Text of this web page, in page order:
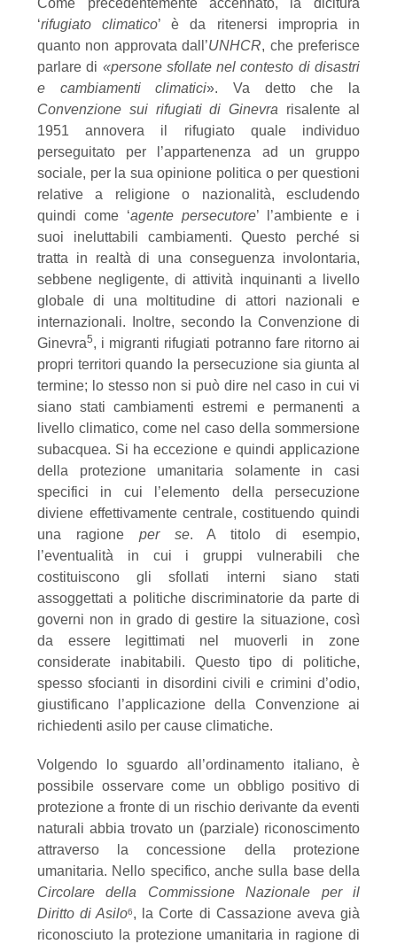
Come precedentemente accennato, la dicitura
‘rifugiato climatico’ è da ritenersi impropria in
quanto non approvata dall’UNHCR, che preferisce
parlare di «persone sfollate nel contesto di disastri
e cambiamenti climatici». Va detto che la
Convenzione sui rifugiati di Ginevra
risalente al
1951 annovera il rifugiato quale individuo
perseguitato per l’appartenenza ad un gruppo
sociale, per la sua opinione politica o per questioni
relative a religione o nazionalità, escludendo
quindi come ‘agente persecutore’ l’ambiente e i
suoi ineluttabili cambiamenti. Questo perché si
tratta in realtà di una conseguenza involontaria,
sebbene negligente, di attività inquinanti a livello
globale di una moltitudine di attori nazionali e
internazionali. Inoltre, secondo la Convenzione di
Ginevra5, i migranti rifugiati potranno fare ritorno ai
propri territori quando la persecuzione sia giunta al
termine; lo stesso non si può dire nel caso in cui vi
siano stati cambiamenti estremi e permanenti a
livello climatico, come nel caso della sommersione
subacquea. Si ha eccezione e quindi applicazione
della protezione umanitaria solamente in casi
specifici in cui l’elemento della persecuzione
diviene effettivamente centrale, costituendo quindi
una ragione per se. A titolo di esempio,
l’eventualità in cui i gruppi vulnerabili che
costituiscono gli sfollati interni siano stati
assoggettati a politiche discriminatorie da parte di
governi non in grado di gestire la situazione, così
da essere legittimati nel muoverli in zone
considerate inabitabili. Questo tipo di politiche,
spesso sfocianti in disordini civili e crimini d’odio,
giustificano l’applicazione della Convenzione ai
richiedenti asilo per cause climatiche.
Volgendo lo sguardo all’ordinamento italiano, è
possibile osservare come un obbligo positivo di
protezione a fronte di un rischio derivante da eventi
naturali abbia trovato un (parziale) riconoscimento
attraverso la concessione della protezione
umanitaria. Nello specifico, anche sulla base della
Circolare della Commissione Nazionale per il
Diritto di Asilo6, la Corte di Cassazione aveva già
riconosciuto la protezione umanitaria in ragione di